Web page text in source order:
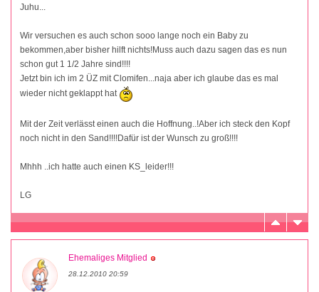
Juhu...
Wir versuchen es auch schon sooo lange noch ein Baby zu
bekommen,aber bisher hilft nichts!Muss auch dazu sagen das es nun
schon gut 1 1/2 Jahre sind!!!!
Jetzt bin ich im 2 ÜZ mit Clomifen...naja aber ich glaube das es mal
wieder nicht geklappt hat
Mit der Zeit verlässt einen auch die Hoffnung..!Aber ich steck den Kopf
noch nicht in den Sand!!!!Dafür ist der Wunsch zu groß!!!!
Mhhh ..ich hatte auch einen KS_leider!!!
LG
Ehemaliges Mitglied
28.12.2010 20:59